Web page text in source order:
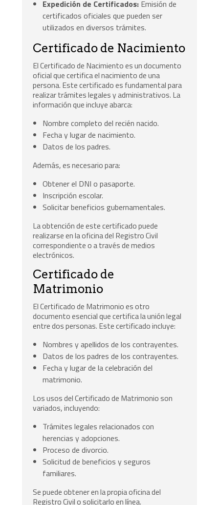
Expedición de Certificados: Emisión de
certificados oficiales que pueden ser
utilizados en diversos trámites.
Certificado de Nacimiento
El Certificado de Nacimiento es un documento
oficial que certifica el nacimiento de una
persona. Este certificado es fundamental para
realizar trámites legales y administrativos. La
información que incluye abarca:
Nombre completo del recién nacido.
Fecha y lugar de nacimiento.
Datos de los padres.
Además, es necesario para:
Obtener el DNI o pasaporte.
Inscripción escolar.
Solicitar beneficios gubernamentales.
La obtención de este certificado puede
realizarse en la oficina del Registro Civil
correspondiente o a través de medios
electrónicos.
Certificado de
Matrimonio
El Certificado de Matrimonio es otro
documento esencial que certifica la unión legal
entre dos personas. Este certificado incluye:
Nombres y apellidos de los contrayentes.
Datos de los padres de los contrayentes.
Fecha y lugar de la celebración del
matrimonio.
Los usos del Certificado de Matrimonio son
variados, incluyendo:
Trámites legales relacionados con
herencias y adopciones.
Proceso de divorcio.
Solicitud de beneficios y seguros
familiares.
Se puede obtener en la propia oficina del
Registro Civil o solicitarlo en línea.